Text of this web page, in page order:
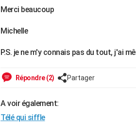
Merci beaucoup
Michelle
P.S. je ne m'y connais pas du tout, j'ai
Répondre (2) Partager
A voir également:
Télé qui siffle